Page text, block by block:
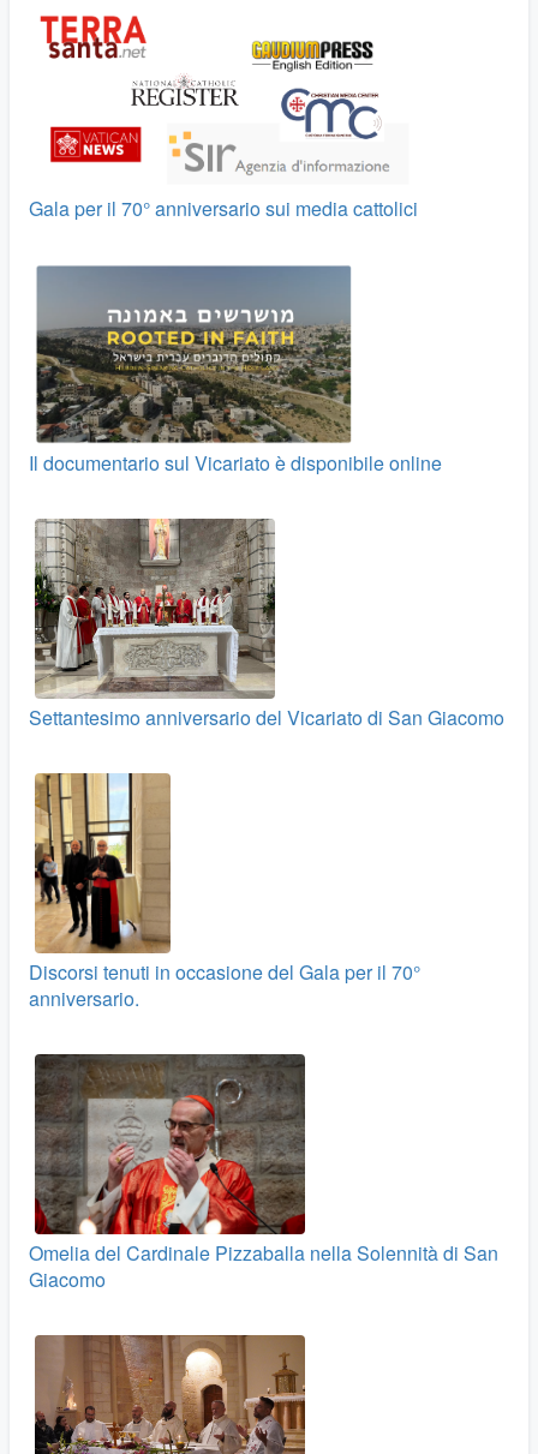
Gala per il 70° anniversario sui media cattolici
Il documentario sul Vicariato è disponibile online
Settantesimo anniversario del Vicariato di San Giacomo
Discorsi tenuti in occasione del Gala per il 70°
anniversario.
Omelia del Cardinale Pizzaballa nella Solennità di San
Giacomo